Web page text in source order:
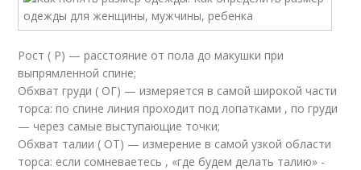
Рост ( Р) — расстояние от пола до макушки при
выпрямленной спине;
Обхват груди ( ОГ) — измеряется в самой широкой части
торса: по спине линия проходит под лопатками , по груди
— через самые выступающие точки;
Обхват талии ( ОТ) — измерение в самой узкой области
торса: если сомневаетесь , «где будем делать талию» -